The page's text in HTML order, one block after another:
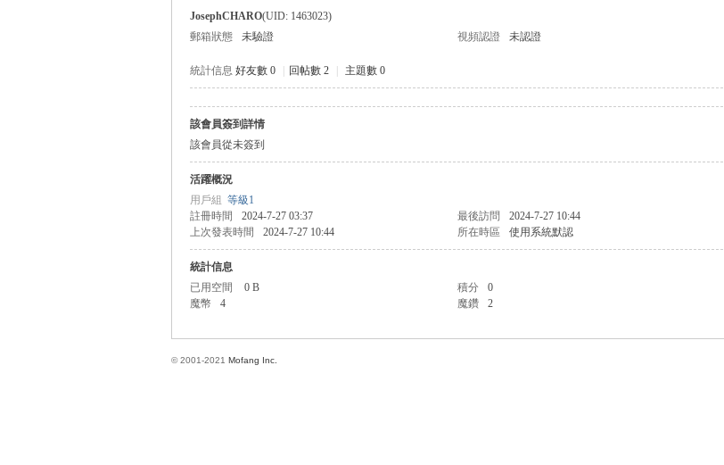
JosephCHARO(UID: 1463023)
郵箱狀態
未驗證 視頻認證 未認證
統計信息 好友數 0 回帖數 2 主題數 0
該會員簽到詳情
該會員從未簽到
活躍概況
用戶組 等級1
註冊時間
2024-7-27 03:37 最後訪問 2024-7-27 10:44
上次發表時間
2024-7-27 10:44 所在時區 使用系統默認
統計信息
已用空間
0 B 積分 0
魔幣
4 魔鑽 2
© 2001-2021 Mofang Inc.